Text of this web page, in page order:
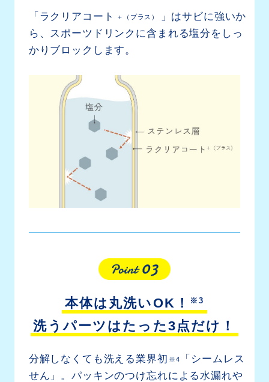
「ラクリアコート ＋（プラス）
」はサビに強いか
ら、 スポーツドリンクに含まれる塩分を しっ
かりブロックします。
本体は丸洗いOK！ ※3
洗うパーツはたった3点だけ！
分解しなくても洗える業界初 ※4
「シームレス
せん」。パッキンのつけ忘れによる水漏れや